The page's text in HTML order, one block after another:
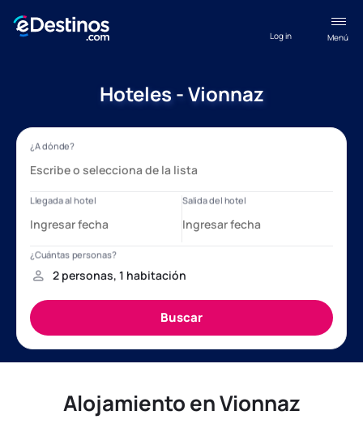
Menú
Log in
Hoteles - Vionnaz
Alojamiento en Vionnaz